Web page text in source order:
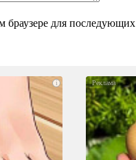
браузере для
i